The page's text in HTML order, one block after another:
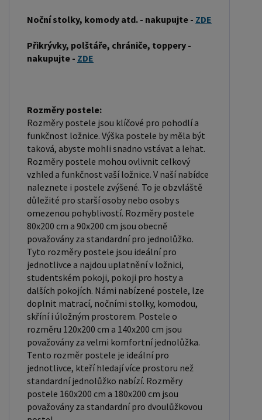
latexu nebo pružin. Matrace: Velikost matrace by
dělí podle materiálu výroby na matrace z PUR
antibakteriální matrace. Matrace mohou být
měkké, středně tvrdé (H2, H3), tvrdé nebo velmi
tvrdé (H4). Tvrdost matrace je důležitý faktor,
který ovlivňuje pohodlí a podporu, kterou matrace
poskytuje. Při výběru matrace je důležité zvážit
několik faktorů, včetně vaší preferované polohy
spánku, vaší tělesné hmotnosti a jakékoliv
zdravotní problémy, které můžete mít. Laťkový
rošt ZDARMA: Laťkový rošt je ideální volbou pro ty,
kteří hledají kvalitní, pohodlný a cenově dostupný
podklad pod matraci. Laťkový rošt se skládá z
dřevěných lišt, které jsou spojeny textilií. Rošt
poskytuje dobrou podporu těla, cirkulaci vzduchu a
odvádění vlhkosti. Rošt postele je tvořen 12
příčkami, které jsou spojeny textilií, příčky roštu
jsou z masivu borovice. Mezery mezi příčkami jsou
cca 11 cm. Zpracování - lakovaná postel: Lakované
postele jsou oblíbené pro svůj elegantní vzhled a
odolnost. Lakovaný povrch je hladký, snadno se
čistí a je odolný vůči poškrábání a opotřebení.
Noční stolky, komody atd. - nakupujte - ZDE
Přikrývky, polštáře, chrániče, toppery -
nakupujte - ZDE
Rozměry postele:
Rozměry postele jsou klíčové pro pohodlí a
funkčnost ložnice. Výška postele by měla být
taková, abyste mohli snadno vstávat a lehat.
Rozměry postele mohou ovlivnit celkový
vzhled a funkčnost vaší ložnice. V naší nabídce
naleznete i postele zvýšené. To je obzvláště
důležité pro starší osoby nebo osoby s
omezenou pohyblivostí. Rozměry postele
80x200 cm a 90x200 cm jsou obecně
považovány za standardní pro jednolůžko.
Tyto rozměry postele jsou ideální pro
jednotlivce a najdou uplatnění v ložnici,
studentském pokoji, pokoji pro hosty a
dalších pokojích. Námi nabízené postele, lze
doplnit matrací, nočními stolky, komodou,
skříní i úložným prostorem. Postele o
rozměru 120x200 cm a 140x200 cm jsou
považovány za velmi komfortní jednolůžka.
Tento rozměr postele je ideální pro
jednotlivce, kteří hledají více prostoru než
standardní jednolůžko nabízí. Rozměry
postele 160x200 cm a 180x200 cm jsou
považovány za standardní pro dvoulůžkovou